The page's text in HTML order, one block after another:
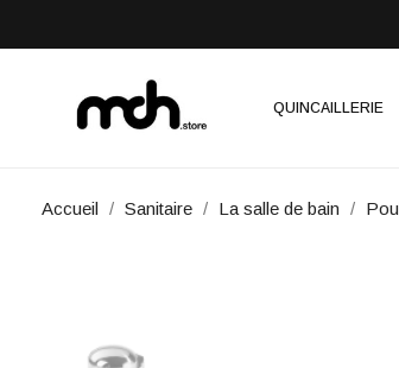
QUINCAILLERIE
Accueil Sanitaire La salle de bain